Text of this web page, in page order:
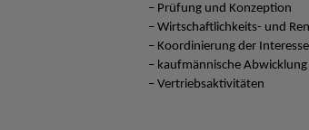
– Prüfung und Konzeption
– Wirtschaftlichkeits- und
– Koordinierung der
– kaufmännische Abwicklung
– Vertriebsaktivitäten